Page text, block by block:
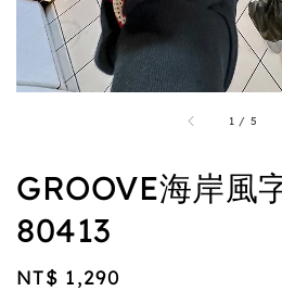
1 / 5
GROOVE海岸風
80413
Regular
NT$ 1,290